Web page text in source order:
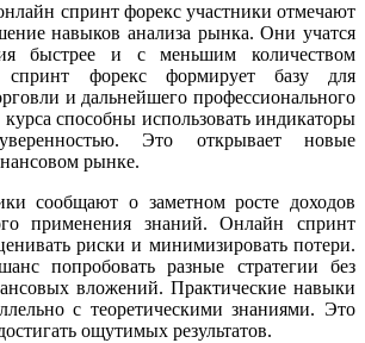
спринт форекс участники отмечают
навыков анализа рынка. Они учатся
быстрее и с меньшим количеством
форекс формирует базу для
и дальнейшего профессионального
способны использовать индикаторы
Это открывает новые
рынке.
сообщают о заметном росте доходов
применения знаний. Онлайн спринт
риски и минимизировать потери.
попробовать разные стратегии без
вложений. Практические навыки
с теоретическими знаниями. Это
ощутимых результатов.